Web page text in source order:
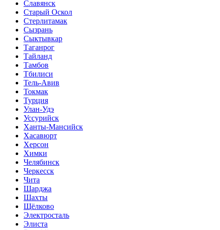
Славянск
Старый Оскол
Стерлитамак
Сызрань
Сыктывкар
Таганрог
Тайланд
Тамбов
Тбилиси
Тель-Авив
Токмак
Турция
Улан-Удэ
Уссурийск
Ханты-Мансийск
Хасавюрт
Херсон
Химки
Челябинск
Черкесск
Чита
Шарджа
Шахты
Щёлково
Электросталь
Элиста